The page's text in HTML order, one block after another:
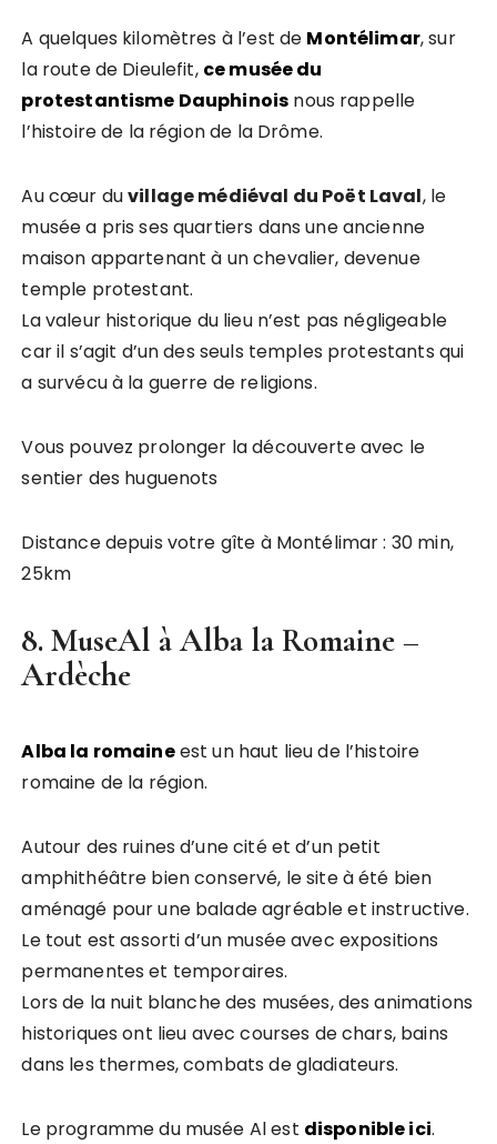
A quelques kilomètres à l’est de Montélimar, sur
la route de Dieulefit, ce musée du
protestantisme Dauphinois nous rappelle
l’histoire de la région de la Drôme.
Au cœur duvillage médiéval du Poët Laval, le
musée a pris ses quartiers dans une ancienne
maison appartenant à un chevalier, devenue
temple protestant.
La valeur historique du lieu n’est pas négligeable
car il s’agit d’un des seuls temples protestants qui
a survécu à la guerre de religions.
Vous pouvez prolonger la découverte avec le
sentier des huguenots
Distance depuis votre gîte à Montélimar : 30 min,
25km
8. MuseAl à Alba la Romaine –
Ardèche
Alba la romaineest un haut lieu de l’histoire
romaine de la région.
Autour des ruines d’une cité et d’un petit
amphithéâtre bien conservé, le site à été bien
aménagé pour une balade agréable et instructive.
Le tout est assorti d’un musée avec expositions
permanentes et temporaires.
Lors de la nuit blanche des musées, des animations
historiques ont lieu avec courses de chars, bains
dans les thermes, combats de gladiateurs.
Le programme du musée Al est disponible ici.